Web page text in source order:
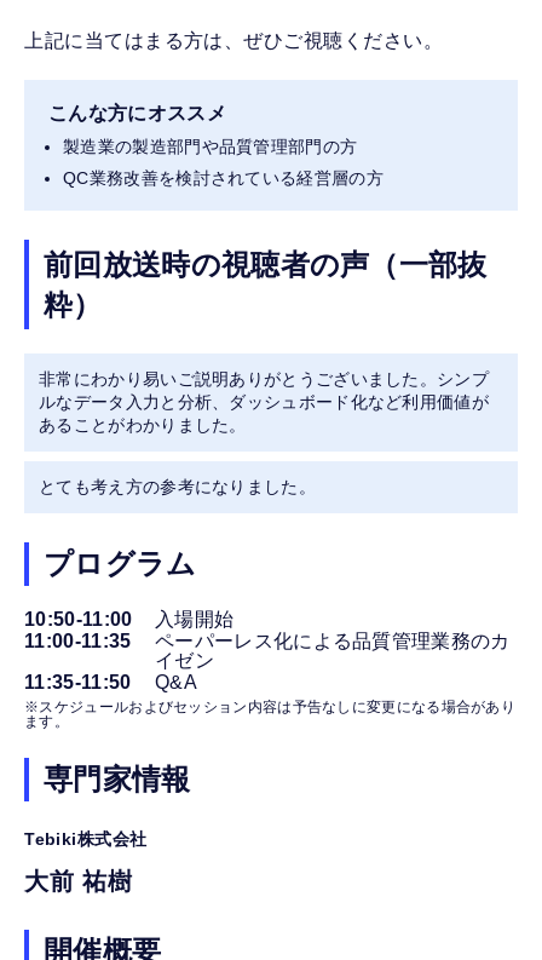
上記に当てはまる方は、ぜひご視聴ください。
こんな方にオススメ
製造業の製造部門や品質管理部門の方
QC業務改善を検討されている経営層の方
前回放送時の視聴者の声（一部抜
粋）
非常にわかり易いご説明ありがとうございました。シンプ
ルなデータ入力と分析、ダッシュボード化など利用価値が
あることがわかりました。
とても考え方の参考になりました。
プログラム
10:50-11:00
入場開始
11:00-11:35
ペーパーレス化による品質管理業務のカ
イゼン
11:35-11:50
Q&A
※スケジュールおよびセッション内容は予告なしに変更になる場合があり
ます。
専門家情報
Tebiki株式会社
大前 祐樹
開催概要